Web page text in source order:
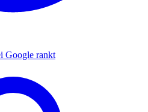
Google rankt